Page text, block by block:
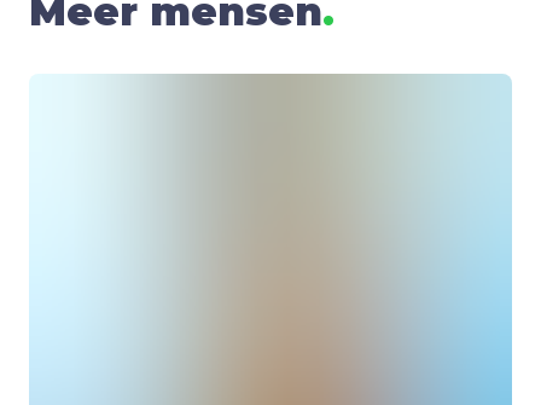
Meer mensen.